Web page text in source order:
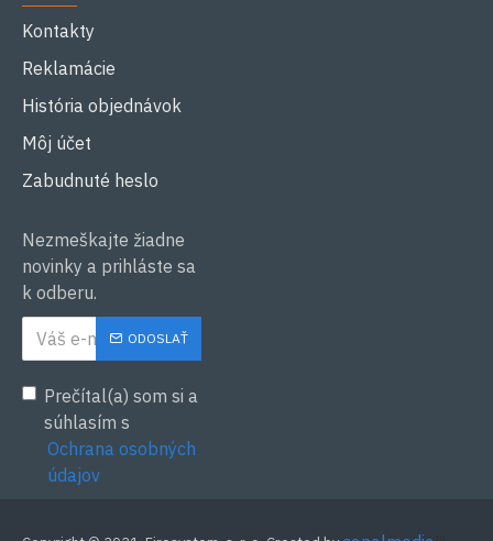
Kontakty
Reklamácie
História objednávok
Môj účet
Zabudnuté heslo
Nezmeškajte žiadne
novinky a prihláste sa
k odberu.
ODOSLAŤ
Prečítal(a) som si a
súhlasím s
Ochrana osobných
údajov